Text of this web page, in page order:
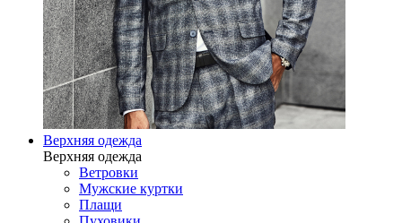
Верхняя одежда
Верхняя одежда
Ветровки
Мужские куртки
Плащи